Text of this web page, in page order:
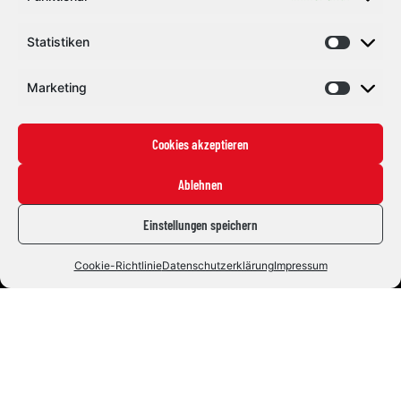
Statistiken
Marketing
Cookies akzeptieren
Ablehnen
Einstellungen speichern
Cookie-RichtlinieDatenschutzerklärungImpressum
Eishockey mit Herz und Leidenschaft. Seit 1992.